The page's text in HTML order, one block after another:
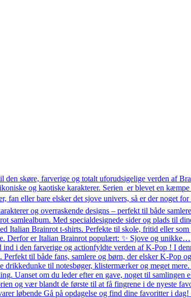
den skøre, farverige og totalt uforudsigelige verden af
og kaotiske karakterer. Serien er blevet en
fan eller bare elsker det sjove univers, så er der noget
og overraskende designs – perfekt til både
samlealbum. Med specialdesignede sider og plads til
Italian Brainrot t-shirts. Perfekte til skole, fritid eller
Derfor er Italian Brainrot populært: ✨ Sjove og unikke…
i den farverige og actionfyldte verden af K-Pop ! I
til både fans, samlere og børn, der elsker K-Pop
til notesbøger, klistermærker og meget
Uanset om du leder efter en gave, noget til samlingen
og vær blandt de første til at få fingrene i de nyeste
løbende Gå på opdagelse og find dine favoritter i dag!